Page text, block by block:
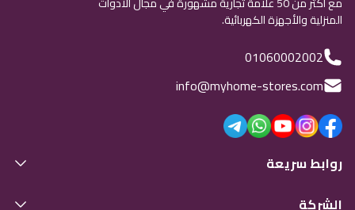
المنزلية والأجهزة الكهربائية.
01060002002
info@myhome-stores.com
روابط سريعة
الشركة